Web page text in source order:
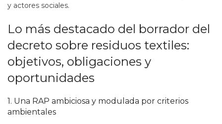
y actores sociales.
Lo más destacado del borrador del
decreto sobre residuos textiles:
objetivos, obligaciones y
oportunidades
1. Una RAP ambiciosa y modulada por criterios
ambientales